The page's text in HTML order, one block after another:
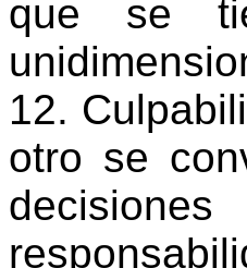
que se
12.
otro se